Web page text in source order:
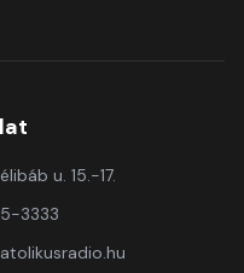
u. 15.-17.
3333